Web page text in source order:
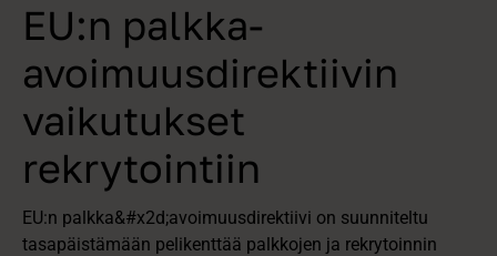
EU:n palkka-
avoimuusdirektiivin
vaikutukset
rekrytointiin
EU:n palkka&#x2d;avoimuusdirektiivi on suunniteltu
tasapäistämään pelikenttää palkkojen ja rekrytoinnin